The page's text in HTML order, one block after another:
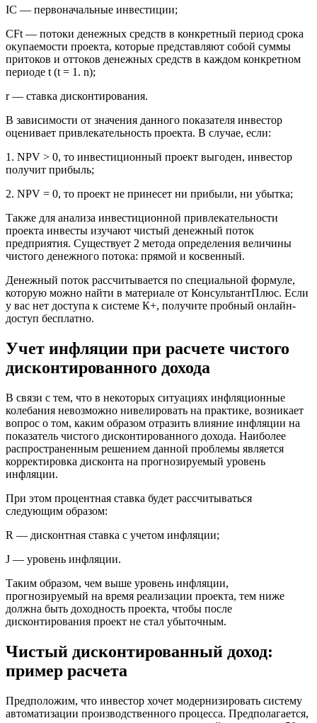
IC — первоначальные инвестиции;
CFt — потоки денежных средств в конкретный период срока
окупаемости проекта, которые представляют собой суммы
притоков и оттоков денежных средств в каждом конкретном
периоде t (t = 1. n);
r — ставка дисконтирования.
В зависимости от значения данного показателя инвестор
оценивает привлекательность проекта. В случае, если:
1. NPV > 0, то инвестиционный проект выгоден, инвестор
получит прибыль;
2. NPV = 0, то проект не принесет ни прибыли, ни убытка;
Также для анализа инвестиционной привлекательности
проекта инвесты изучают чистый денежный поток
предприятия. Существует 2 метода определения величины
чистого денежного потока: прямой и косвенный.
Денежный поток рассчитывается по специальной формуле,
которую можно найти в материале от КонсультантПлюс. Если
у вас нет доступа к системе К+, получите пробный онлайн-
доступ бесплатно.
Учет инфляции при расчете чистого
дисконтированного дохода
В связи с тем, что в некоторых ситуациях инфляционные
колебания невозможно нивелировать на практике, возникает
вопрос о том, каким образом отразить влияние инфляции на
показатель чистого дисконтированного дохода. Наиболее
распространенным решением данной проблемы является
корректировка дисконта на прогнозируемый уровень
инфляции.
При этом процентная ставка будет рассчитываться
следующим образом:
R — дисконтная ставка с учетом инфляции;
J — уровень инфляции.
Таким образом, чем выше уровень инфляции,
прогнозируемый на время реализации проекта, тем ниже
должна быть доходность проекта, чтобы после
дисконтирования проект не стал убыточным.
Чистый дисконтированный доход:
пример расчета
Предположим, что инвестор хочет модернизировать систему
автоматизации производственного процесса. Предполагается,